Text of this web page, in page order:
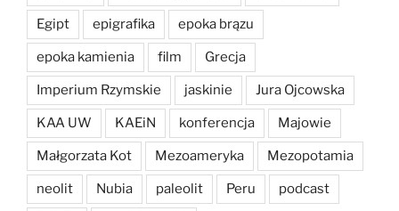
Egipt epigrafika epoka brązu
epoka kamienia film Grecja
Imperium Rzymskie jaskinie Jura Ojcowska
KAA UW KAEiN konferencja Majowie
Małgorzata Kot Mezoameryka Mezopotamia
neolit Nubia paleolit Peru podcast